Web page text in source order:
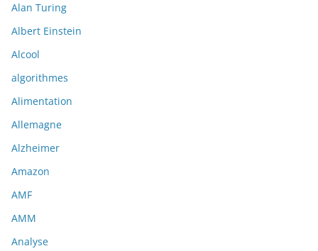
Alan Turing
Albert Einstein
Alcool
algorithmes
Alimentation
Allemagne
Alzheimer
Amazon
AMF
AMM
Analyse